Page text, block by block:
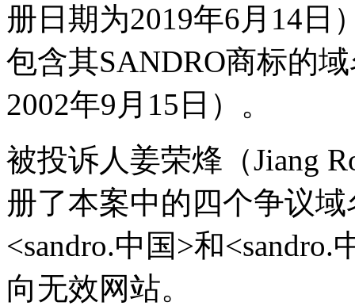
册日期为2019年6月14日
包含其SANDRO商标的
2002年9月15日）。
被投诉人姜荣烽（Jiang
册了本案中的四个争议域
<sandro.中国>和
向无效网站。